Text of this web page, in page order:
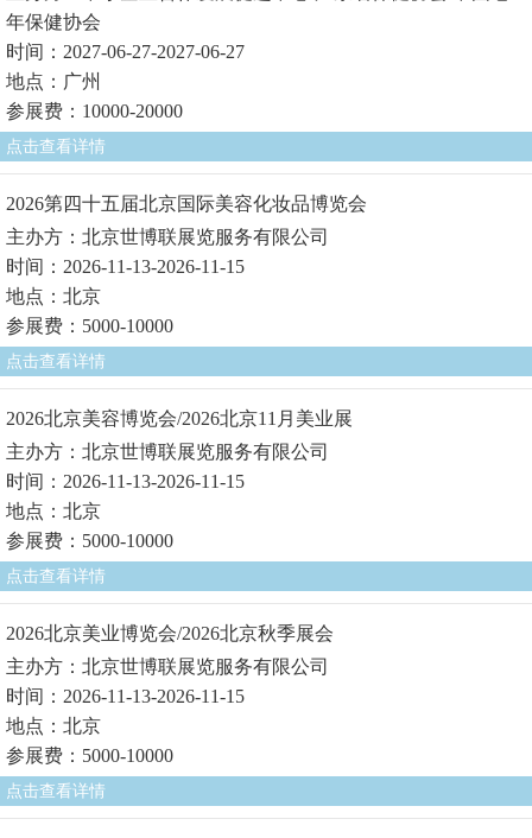
年保健协会
时间：2027-06-27-2027-06-27
地点：广州
参展费：10000-20000
点击查看详情
2026第四十五届北京国际美容化妆品博览会
主办方：北京世博联展览服务有限公司
时间：2026-11-13-2026-11-15
地点：北京
参展费：5000-10000
点击查看详情
2026北京美容博览会/2026北京11月美业展
主办方：北京世博联展览服务有限公司
时间：2026-11-13-2026-11-15
地点：北京
参展费：5000-10000
点击查看详情
2026北京美业博览会/2026北京秋季展会
主办方：北京世博联展览服务有限公司
时间：2026-11-13-2026-11-15
地点：北京
参展费：5000-10000
点击查看详情